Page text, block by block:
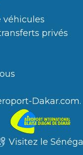
véhicules
privés
Dakar.com.
Visitez le Sénégal